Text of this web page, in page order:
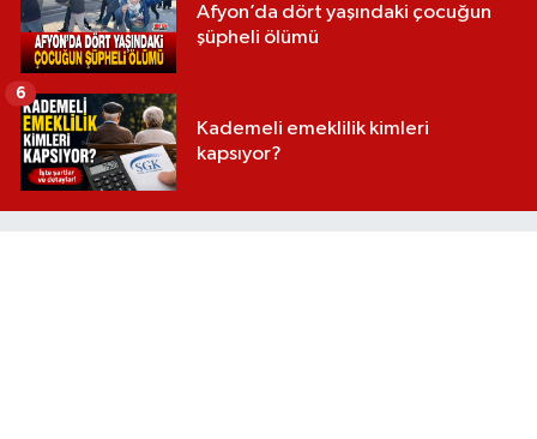
Afyon’da dört yaşındaki çocuğun
şüpheli ölümü
Kademeli emeklilik kimleri
kapsıyor?
6